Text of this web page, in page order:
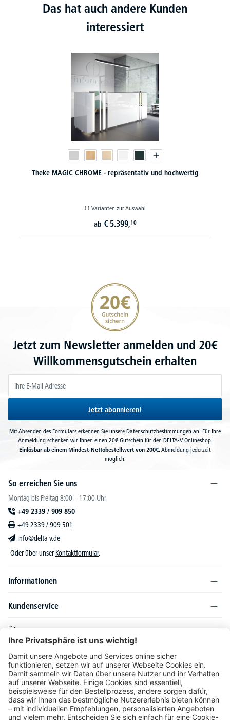
Das hat auch andere Kunden
interessiert
Theke MAGIC CHROME - repräsentativ und hochwertig
11 Varianten zur Auswahl
ab € 5.399,10
20€ Gutschein sichern
Jetzt zum Newsletter anmelden und 20€
Willkommensgutschein erhalten
Jetzt abonnieren!
Mit Absenden des Formulars erkennen Sie unsere Datenschutzbestimmungen an. Für Ihre
Anmeldung schenken wir Ihnen einen 20€ Gutschein für den DELTA-V Onlineshop.
Einlösbar ab einem Mindest-Nettobestellwert von 200€.Abmeldung jederzeit
möglich.
So erreichen Sie uns
Montag bis Freitag 8:00 – 17:00 Uhr
+49 2339 / 909 850
+49 2339 / 909 501
info@delta-v.de
Oder über unser Kontaktformular.
Informationen
Kundenservice
Über DELTA-V
Produktsortiment
Ratgeber
Folgen Sie uns auch auf